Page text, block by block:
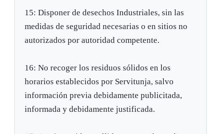
15: Disponer de desechos Industriales, sin las
medidas de seguridad necesarias o en sitios no
autorizados por autoridad competente.
16: No recoger los residuos sólidos en los
horarios establecidos por Servitunja, salvo
información previa debidamente publicitada,
informada y debidamente justificada.